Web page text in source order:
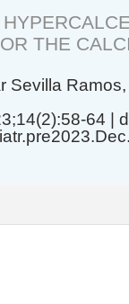
THE
Sevilla
64 |